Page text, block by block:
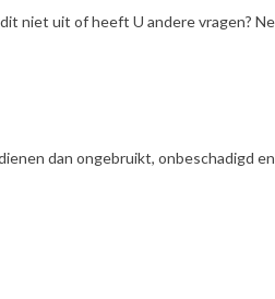
niet uit of heeft U andere vragen?
dan ongebruikt, onbeschadigd